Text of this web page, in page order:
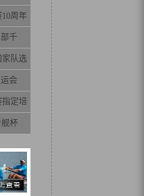
周年
千
家队选
会
指定培
舰杯